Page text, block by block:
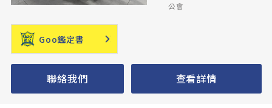
公會
Goo鑑定書
聯絡我們 查看詳情